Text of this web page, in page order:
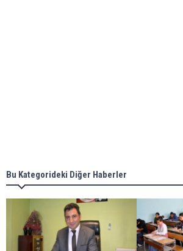
Bu Kategorideki Diğer Haberler